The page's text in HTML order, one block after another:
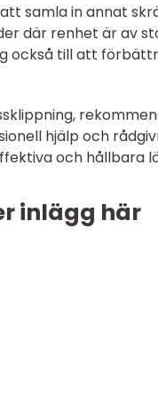
samla in annat
där renhet är av
också till att
hjälp och
och hållbara
inlägg här